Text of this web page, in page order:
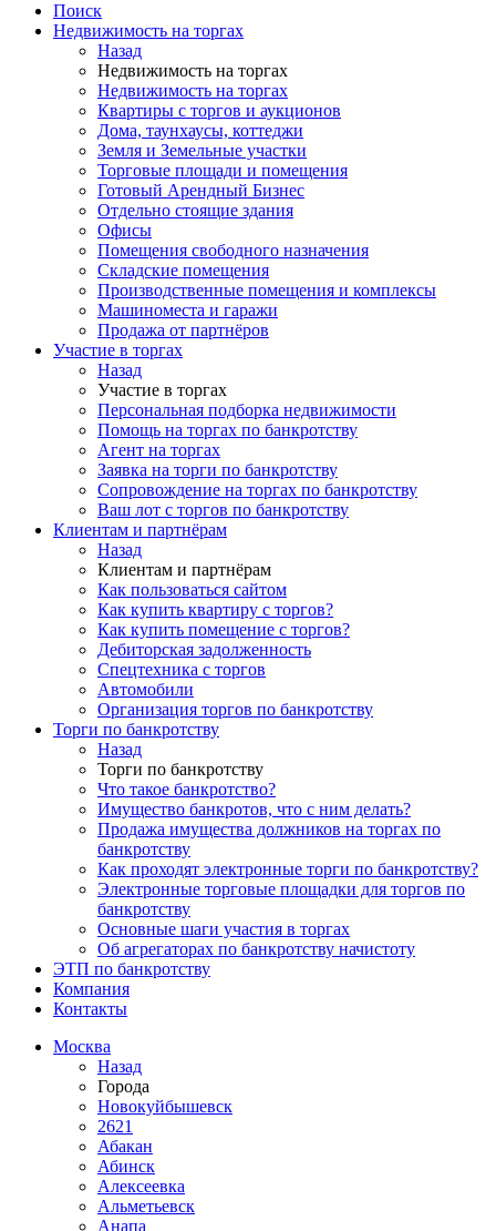
Поиск
Недвижимость на торгах
Назад
Недвижимость на торгах
Недвижимость на торгах
Квартиры с торгов и аукционов
Дома, таунхаусы, коттеджи
Земля и Земельные участки
Торговые площади и помещения
Готовый Арендный Бизнес
Отдельно стоящие здания
Офисы
Помещения свободного назначения
Складские помещения
Производственные помещения и комплексы
Машиноместа и гаражи
Продажа от партнёров
Участие в торгах
Назад
Участие в торгах
Персональная подборка недвижимости
Помощь на торгах по банкротству
Агент на торгах
Заявка на торги по банкротству
Сопровождение на торгах по банкротству
Ваш лот с торгов по банкротству
Клиентам и партнёрам
Назад
Клиентам и партнёрам
Как пользоваться сайтом
Как купить квартиру с торгов?
Как купить помещение с торгов?
Дебиторская задолженность
Спецтехника с торгов
Автомобили
Организация торгов по банкротству
Торги по банкротству
Назад
Торги по банкротству
Что такое банкротство?
Имущество банкротов, что с ним делать?
Продажа имущества должников на торгах по
банкротству
Как проходят электронные торги по банкротству?
Электронные торговые площадки для торгов по
банкротству
Основные шаги участия в торгах
Об агрегаторах по банкротству начистоту
ЭТП по банкротству
Компания
Контакты
Москва
Назад
Города
Новокуйбышевск
2621
Абакан
Абинск
Алексеевка
Альметьевск
Анапа